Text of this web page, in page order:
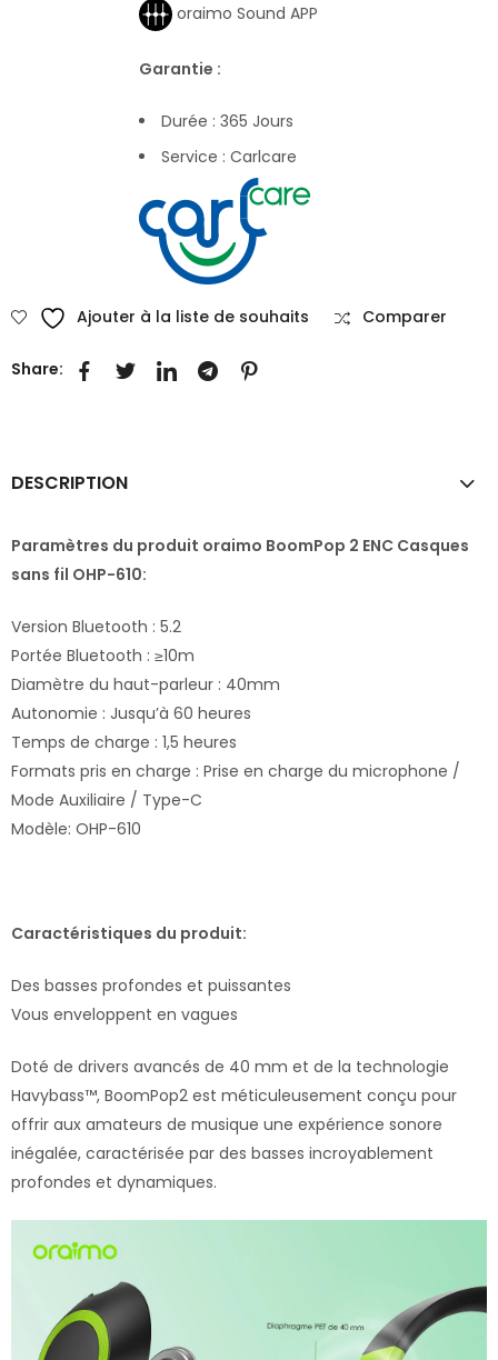
oraimo Sound APP
Garantie :
Durée : 365 Jours
Service : Carlcare
Ajouter à la liste de souhaits Comparer
Share:
DESCRIPTION
Paramètres du produit oraimo BoomPop 2 ENC Casques
sans fil OHP-610:
Version Bluetooth : 5.2
Portée Bluetooth : ≥10m
Diamètre du haut-parleur : 40mm
Autonomie : Jusqu’à 60 heures
Temps de charge : 1,5 heures
Formats pris en charge : Prise en charge du microphone /
Mode Auxiliaire / Type-C
Modèle: OHP-610
Caractéristiques du produit:
Des basses profondes et puissantes
Vous enveloppent en vagues
Doté de drivers avancés de 40 mm et de la technologie
Havybass™, BoomPop2 est méticuleusement conçu pour
offrir aux amateurs de musique une expérience sonore
inégalée, caractérisée par des basses incroyablement
profondes et dynamiques.